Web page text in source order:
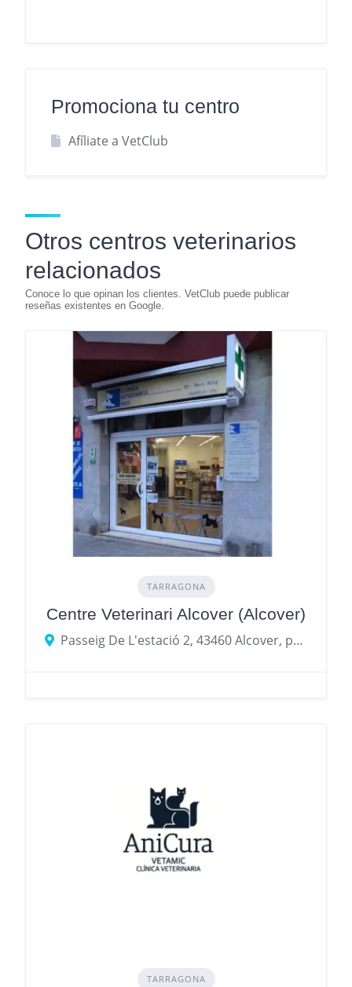
Promociona tu centro
Afíliate a VetClub
Otros centros veterinarios
relacionados
TARRAGONA
Centre Veterinari Alcover (Alcover)
Passeig De L'estació 2, 43460 Alcover, provincia de Tarragona, España
TARRAGONA